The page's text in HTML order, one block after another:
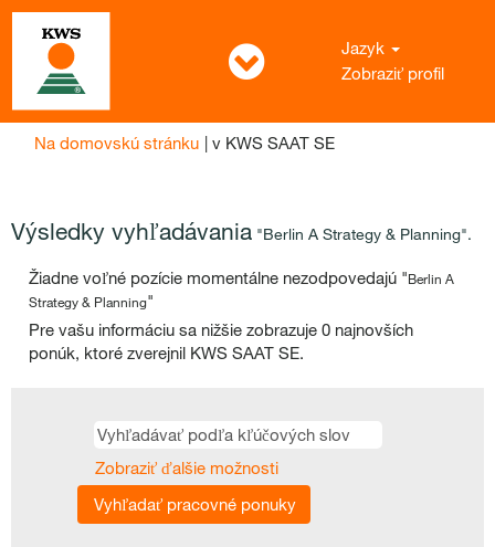
Jazyk
Zobraziť profil
Na domovskú stránku | v KWS SAAT SE(aktuálna
Výsledky vyhľadávania "Berlin A Strategy & Planning".
Žiadne voľné pozície momentálne nezodpovedajú "Berlin A
Strategy & Planning"
Pre vašu informáciu sa nižšie zobrazuje 0 najnovších
ponúk, ktoré zverejnil KWS SAAT SE.
Zobraziť ďalšie možnosti